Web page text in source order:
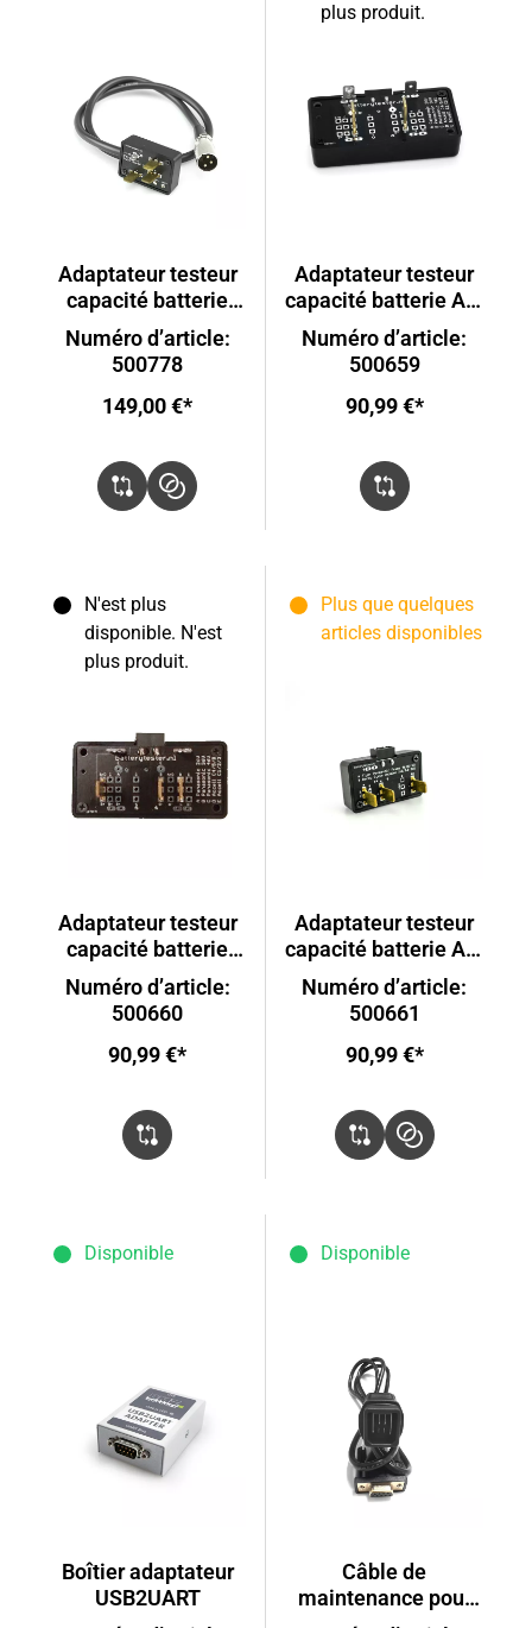
Adaptateur testeur
capacité batterie
AT-03
Numéro d’article:
500778
149,00 €*
plus produit.
Adaptateur testeur
capacité batterie AT-
03
Numéro d’article:
500659
90,99 €*
N'est plus
disponible. N'est
plus produit.
Adaptateur testeur
capacité batterie
AT-03
Numéro d’article:
500660
90,99 €*
Plus que quelques
articles disponibles
Adaptateur testeur
capacité batterie AT-
03
Numéro d’article:
500661
90,99 €*
Disponible
Boîtier adaptateur
USB2UART
Disponible
Câble de
maintenance pour